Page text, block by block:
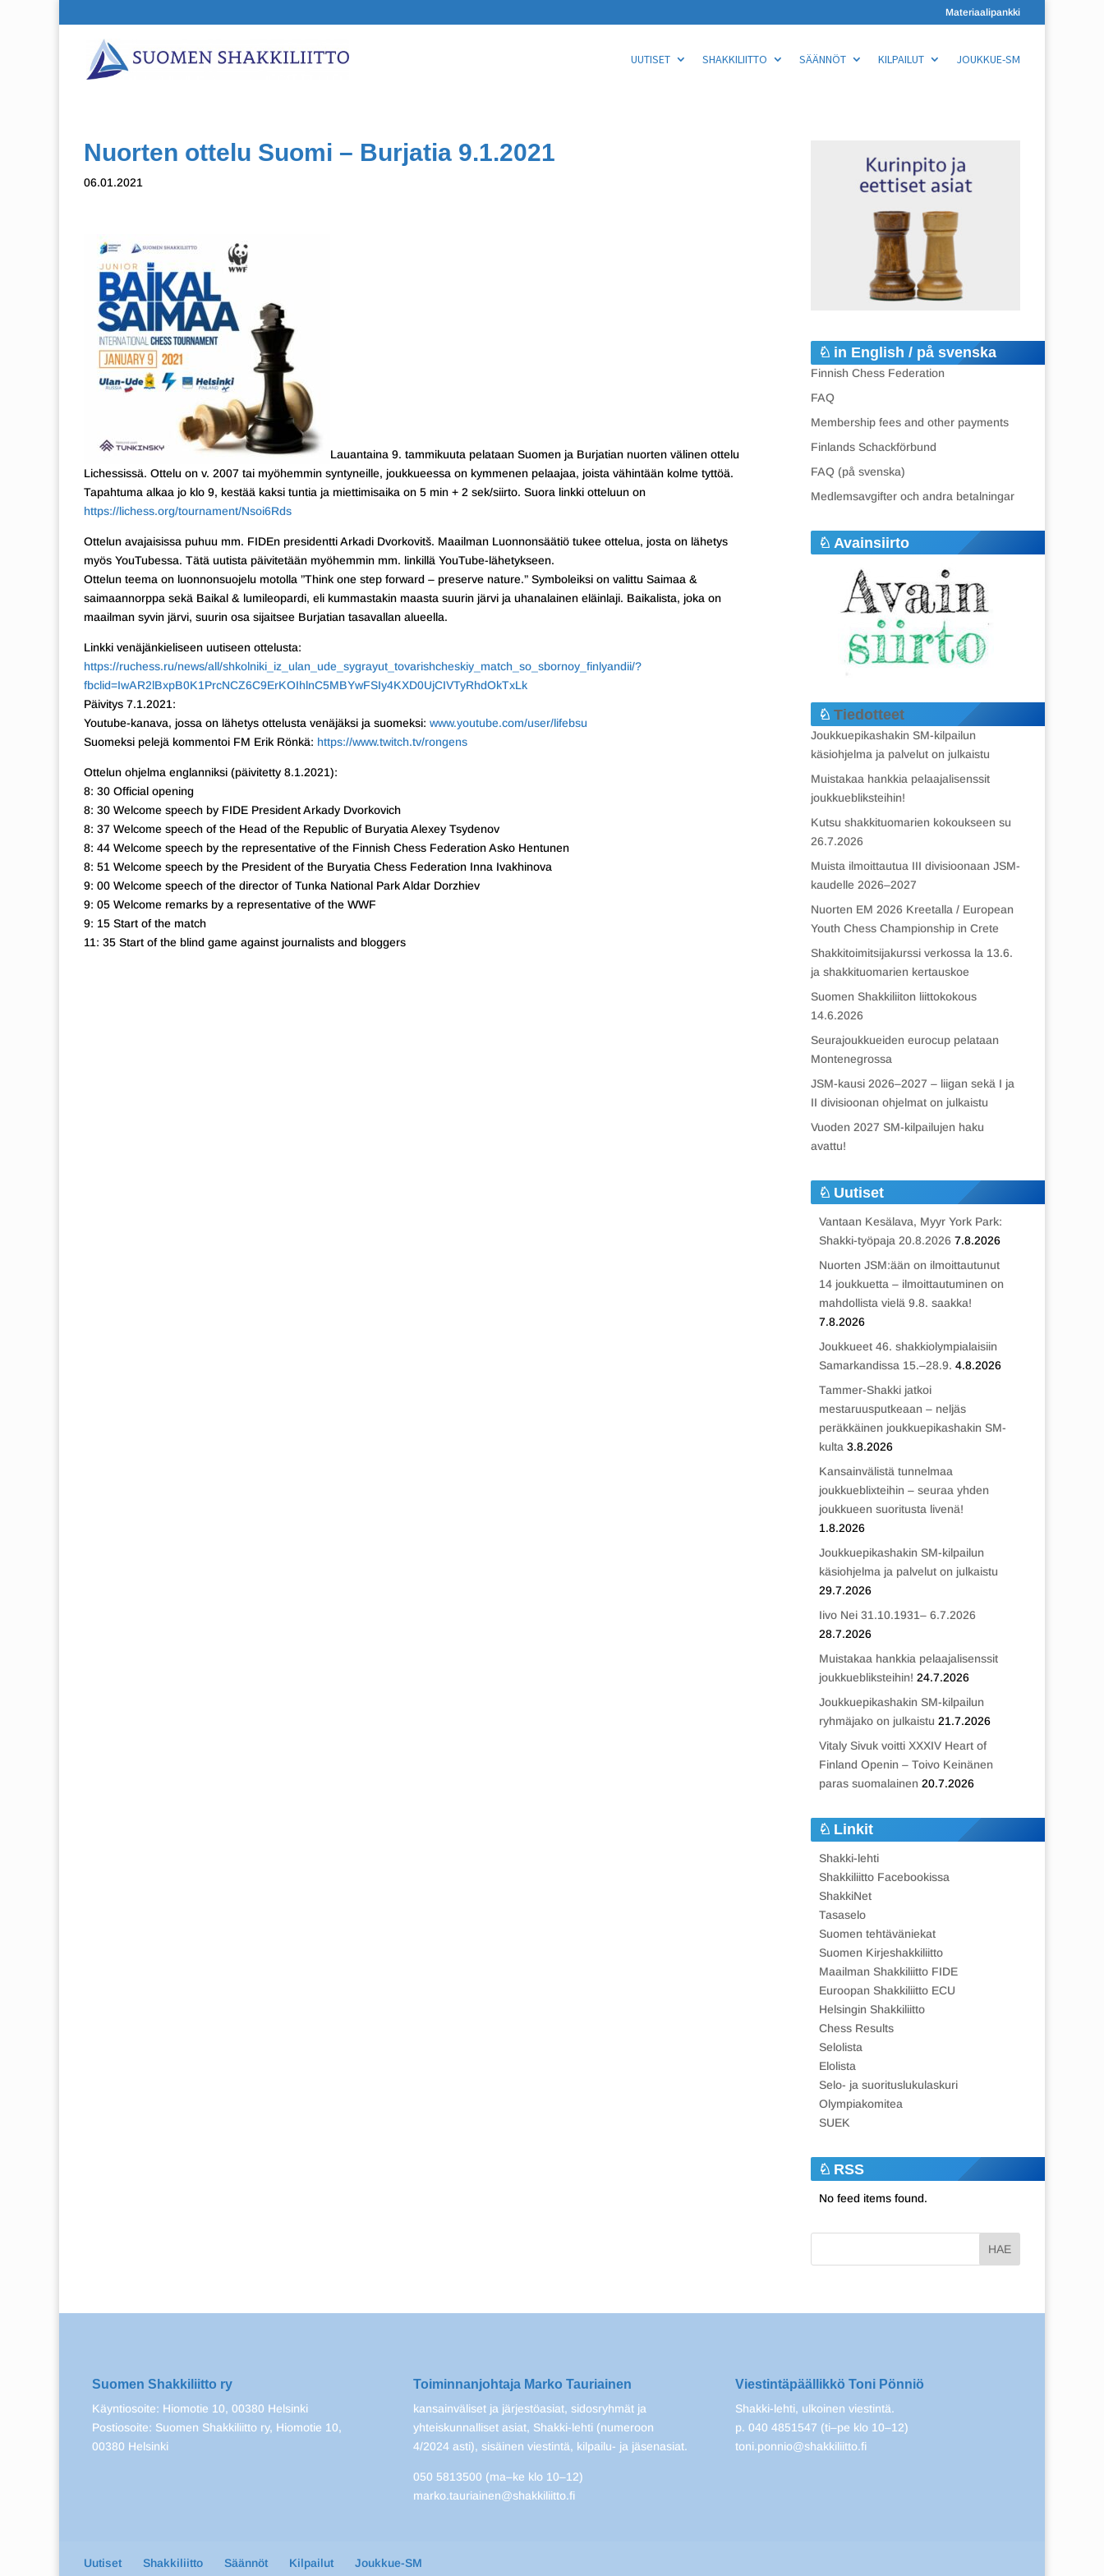
Materiaalipankki
UUTISET SHAKKILIITTO SÄÄNNÖT KILPAILUT JOUKKUE-SM
Nuorten ottelu Suomi – Burjatia 9.1.2021
06.01.2021
Lauantaina 9. tammikuuta pelataan Suomen ja Burjatian nuorten välinen ottelu
Lichessissä. Ottelu on v. 2007 tai myöhemmin syntyneille, joukkueessa on kymmenen pelaajaa, joista vähintään kolme tyttöä.
Tapahtuma alkaa jo klo 9, kestää kaksi tuntia ja miettimisaika on 5 min + 2 sek/siirto. Suora linkki otteluun on
https://lichess.org/tournament/Nsoi6Rds
Ottelun avajaisissa puhuu mm. FIDEn presidentti Arkadi Dvorkovitš. Maailman Luonnonsäätiö tukee ottelua, josta on lähetys
myös YouTubessa. Tätä uutista päivitetään myöhemmin mm. linkillä YouTube-lähetykseen.
Ottelun teema on luonnonsuojelu motolla ”Think one step forward – preserve nature.” Symboleiksi on valittu Saimaa &
saimaannorppa sekä Baikal & lumileopardi, eli kummastakin maasta suurin järvi ja uhanalainen eläinlaji. Baikalista, joka on
maailman syvin järvi, suurin osa sijaitsee Burjatian tasavallan alueella.
Linkki venäjänkieliseen uutiseen ottelusta:
https://ruchess.ru/news/all/shkolniki_iz_ulan_ude_sygrayut_tovarishcheskiy_match_so_sbornoy_finlyandii/?
fbclid=IwAR2lBxpB0K1PrcNCZ6C9ErKOIhlnC5MBYwFSIy4KXD0UjCIVTyRhdOkTxLk
Päivitys 7.1.2021:
Youtube-kanava, jossa on lähetys ottelusta venäjäksi ja suomeksi: www.youtube.com/user/lifebsu
Suomeksi pelejä kommentoi FM Erik Rönkä: https://www.twitch.tv/rongens
Ottelun ohjelma englanniksi (päivitetty 8.1.2021):
8: 30 Official opening
8: 30 Welcome speech by FIDE President Arkady Dvorkovich
8: 37 Welcome speech of the Head of the Republic of Buryatia Alexey Tsydenov
8: 44 Welcome speech by the representative of the Finnish Chess Federation Asko Hentunen
8: 51 Welcome speech by the President of the Buryatia Chess Federation Inna Ivakhinova
9: 00 Welcome speech of the director of Tunka National Park Aldar Dorzhiev
9: 05 Welcome remarks by a representative of the WWF
9: 15 Start of the match
11: 35 Start of the blind game against journalists and bloggers
in English / på svenska
Finnish Chess Federation
FAQ
Membership fees and other payments
Finlands Schackförbund
FAQ (på svenska)
Medlemsavgifter och andra betalningar
Avainsiirto
Tiedotteet
Joukkuepikashakin SM-kilpailun
käsiohjelma ja palvelut on julkaistu
Muistakaa hankkia pelaajalisenssit
joukkuebliksteihin!
Kutsu shakkituomarien kokoukseen su
26.7.2026
Muista ilmoittautua III divisioonaan JSM-
kaudelle 2026–2027
Nuorten EM 2026 Kreetalla / European
Youth Chess Championship in Crete
Shakkitoimitsijakurssi verkossa la 13.6.
ja shakkituomarien kertauskoe
Suomen Shakkiliiton liittokokous
14.6.2026
Seurajoukkueiden eurocup pelataan
Montenegrossa
JSM-kausi 2026–2027 – liigan sekä I ja
II divisioonan ohjelmat on julkaistu
Vuoden 2027 SM-kilpailujen haku
avattu!
Uutiset
Vantaan Kesälava, Myyr York Park:
Shakki-työpaja 20.8.2026 7.8.2026
Nuorten JSM:ään on ilmoittautunut
14 joukkuetta – ilmoittautuminen on
mahdollista vielä 9.8. saakka!
7.8.2026
Joukkueet 46. shakkiolympialaisiin
Samarkandissa 15.–28.9. 4.8.2026
Tammer-Shakki jatkoi
mestaruusputkeaan – neljäs
peräkkäinen joukkuepikashakin SM-
kulta 3.8.2026
Kansainvälistä tunnelmaa
joukkueblixteihin – seuraa yhden
joukkueen suoritusta livenä!
1.8.2026
Joukkuepikashakin SM-kilpailun
käsiohjelma ja palvelut on julkaistu
29.7.2026
Iivo Nei 31.10.1931– 6.7.2026
28.7.2026
Muistakaa hankkia pelaajalisenssit
joukkuebliksteihin! 24.7.2026
Joukkuepikashakin SM-kilpailun
ryhmäjako on julkaistu 21.7.2026
Vitaly Sivuk voitti XXXIV Heart of
Finland Openin – Toivo Keinänen
paras suomalainen 20.7.2026
Linkit
Shakki-lehti
Shakkiliitto Facebookissa
ShakkiNet
Tasaselo
Suomen tehtäväniekat
Suomen Kirjeshakkiliitto
Maailman Shakkiliitto FIDE
Euroopan Shakkiliitto ECU
Helsingin Shakkiliitto
Chess Results
Selolista
Elolista
Selo- ja suorituslukulaskuri
Olympiakomitea
SUEK
RSS
No feed items found.
Suomen Shakkiliitto ry
Käyntiosoite: Hiomotie 10, 00380 Helsinki
Postiosoite: Suomen Shakkiliitto ry, Hiomotie 10,
00380 Helsinki
Toiminnanjohtaja Marko Tauriainen
kansainväliset ja järjestöasiat, sidosryhmät ja
yhteiskunnalliset asiat, Shakki-lehti (numeroon
4/2024 asti), sisäinen viestintä, kilpailu- ja jäsenasiat.
050 5813500 (ma–ke klo 10–12)
marko.tauriainen@shakkiliitto.fi
Viestintäpäällikkö Toni Pönniö
Shakki-lehti, ulkoinen viestintä.
p. 040 4851547 (ti–pe klo 10–12)
toni.ponnio@shakkiliitto.fi
Uutiset Shakkiliitto Säännöt Kilpailut Joukkue-SM